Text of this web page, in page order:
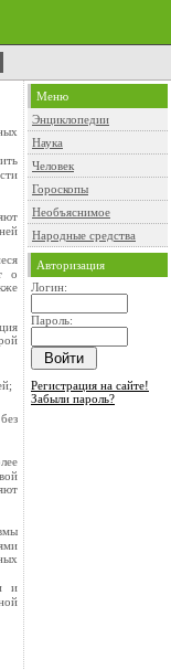
о
и
Меню
Энциклопедии
Наука
Человек
Гороскопы
Необъяснимое
Народные средства
Авторизация
Логин:
Пароль:
Регистрация на сайте!
Забыли пароль?